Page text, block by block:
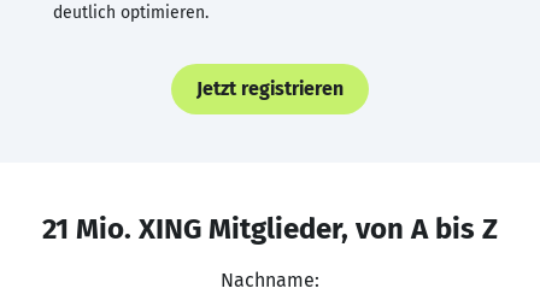
deutlich optimieren.
Jetzt registrieren
21 Mio. XING Mitglieder, von A bis Z
Nachname: